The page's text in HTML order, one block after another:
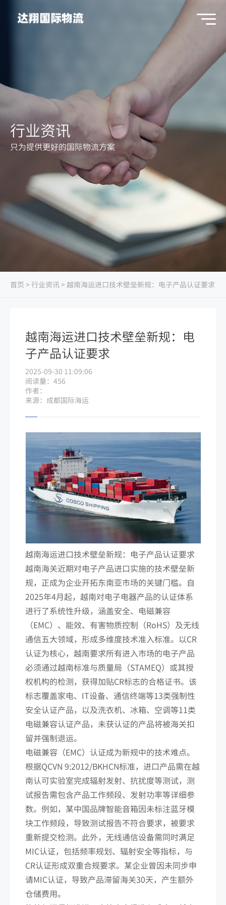
行业资讯
只为提供更好的国际物流方案
首页 > 行业资讯> 越南海运进口技术壁垒新规：电子产品认证要求
越南海运进口技术壁垒新规：电
子产品认证要求
2025-09-30 11:09:06
阅读量：456
作者：
来源：成都国际海运
越南海运进口技术壁垒新规：电子产品认证要求
越南海关近期对电子产品进口实施的技术壁垒新
规，正成为企业开拓东南亚市场的关键门槛。自
2025年4月起，越南对电子电器产品的认证体系
进行了系统性升级，涵盖安全、电磁兼容
（EMC）、能效、有害物质控制（RoHS）及无线
通信五大领域，形成多维度技术准入标准。以CR
认证为核心，越南要求所有进入市场的电子产品
必须通过越南标准与质量局（STAMEQ）或其授
权机构的检测，获得加贴CR标志的合格证书。该
标志覆盖家电、IT设备、通信终端等13类强制性
安全认证产品，以及洗衣机、冰箱、空调等11类
电磁兼容认证产品，未获认证的产品将被海关扣
留并强制退运。
电磁兼容（EMC）认证成为新规中的技术难点。
根据QCVN 9:2012/BKHCN标准，进口产品需在越
南认可实验室完成辐射发射、抗扰度等测试，测
试报告需包含产品工作频段、发射功率等详细参
数。例如，某中国品牌智能音箱因未标注蓝牙模
块工作频段，导致测试报告不符合要求，被要求
重新提交检测。此外，无线通信设备需同时满足
MIC认证，包括频率规划、辐射安全等指标，与
CR认证形成双重合规要求。某企业曾因未同步申
请MIC认证，导致产品滞留海关30天，产生额外
仓储费用。